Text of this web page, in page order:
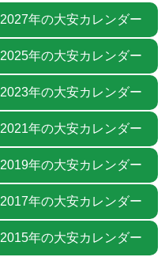
2027年の大安カレンダー
2025年の大安カレンダー
2023年の大安カレンダー
2021年の大安カレンダー
2019年の大安カレンダー
2017年の大安カレンダー
2015年の大安カレンダー